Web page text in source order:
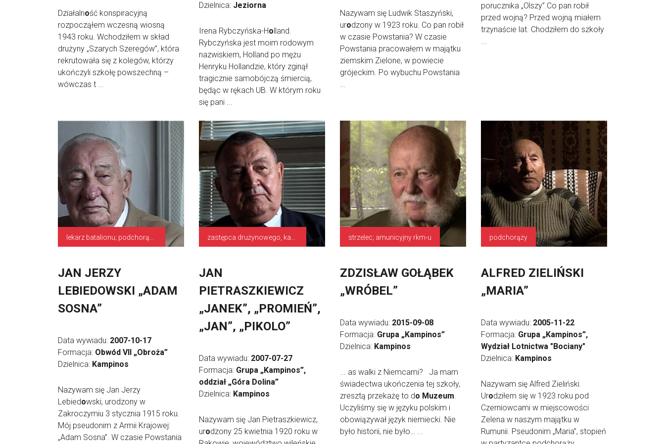
Działalność konspiracyjną
rozpocząłem wczesną wiosną
1943 roku. Wchodziłem w skład
drużyny „Szarych Szeregów”, która
rekrutowała się z kolegów, którzy
ukończyli szkołę powszechną –
wówczas t ...
Dzielnica: Jeziorna
Irena Rybczyńska-Holland.
Rybczyńska jest moim rodowym
nazwiskiem, Holland po mężu
Henryku Hollandzie, który zginął
tragicznie samobójczą śmiercią,
będąc w rękach UB. W którym roku
się pani ...
Nazywam się Ludwik Staszyński,
urodzony w 1923 roku. Co pan robił
w czasie Powstania? W czasie
Powstania pracowałem w majątku
ziemskim Zielone, w powiecie
grójeckim. Po wybuchu Powstania
...
porucznika „Olszy”.Co pan robił
przed wojną? Przed wojną miałem
trzynaście lat. Chodziłem do szkoły
JAN JERZY
LEBIEDOWSKI „ADAM
SOSNA”
Data wywiadu: 2007-10-17
Formacja: Obwód VII „Obroża”
Dzielnica: Kampinos
Nazywam się Jan Jerzy
Lebiedowski, urodzony w
Zakroczymiu 3 stycznia 1915 roku.
Mój pseudonim z Armii Krajowej:
„Adam Sosna”. W czasie Powstania
JAN
PIETRASZKIEWICZ
„JANEK”, „PROMIEŃ”,
„JAN”, „PIKOLO”
Data wywiadu: 2007-07-27
Formacja: Grupa „Kampinos”,
oddział „Góra Dolina”
Dzielnica: Kampinos
Nazywam się Jan Pietraszkiewicz,
urodzony 25 kwietnia 1920 roku w
strzelec; amunicyjny rkm-u
ZDZISŁAW GOŁĄBEK
„WRÓBEL”
Data wywiadu: 2015-09-08
Formacja: Grupa „Kampinos”
Dzielnica: Kampinos
... as walki z Niemcami? Ja mam
świadectwa ukończenia tej szkoły,
zresztą przekażę to do Muzeum.
Uczyliśmy się w języku polskim i
obowiązywał język niemiecki. Nie
było historii, nie było… ...
podchorąży
ALFRED ZIELIŃSKI
„MARIA”
Data wywiadu: 2005-11-22
Formacja: Grupa „Kampinos”,
Wydział Lotnictwa "Bociany"
Dzielnica: Kampinos
Nazywam się Alfred Zieliński.
Urodziłem się w 1923 roku pod
Czerniowcami w miejscowości
Zelena w naszym majątku w
Rumunii. Pseudonim „Maria”, stopień